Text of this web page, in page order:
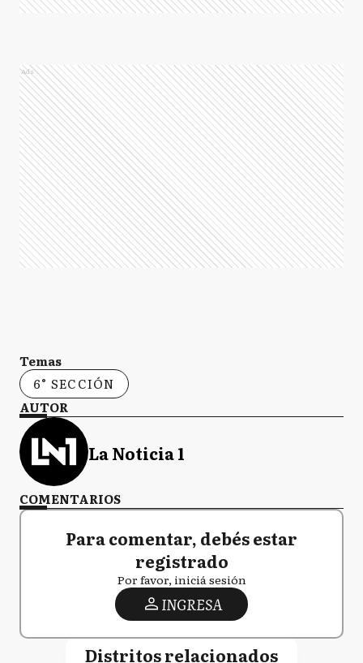
Ads
Temas
6° SECCIÓN
AUTOR
La Noticia 1
COMENTARIOS
Para comentar, debés estar
registrado
Por favor, iniciá sesión
INGRESA
Distritos relacionados